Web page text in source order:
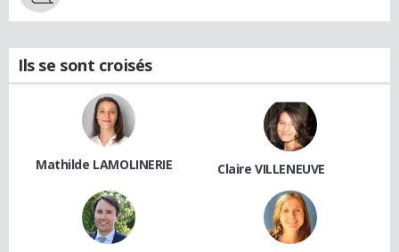
Ils se sont croisés
Mathilde LAMOLINERIE Claire VILLENEUVE